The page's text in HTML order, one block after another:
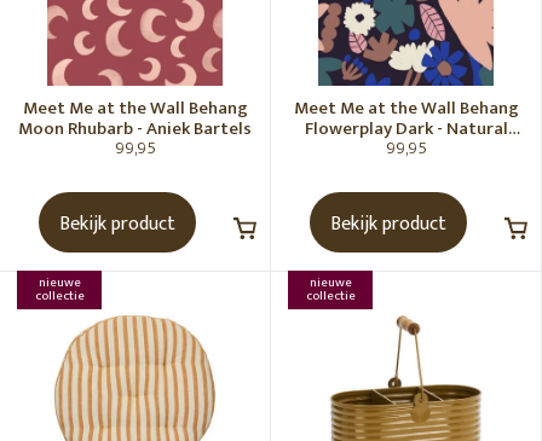
Meet Me at the Wall Behang
Moon Rhubarb - Aniek Bartels
99,95
Bekijk product
Meet Me at the Wall Behang
Flowerplay Dark - Natural
Noord
99,95
Bekijk product
nieuwe
collectie
nieuwe
collectie